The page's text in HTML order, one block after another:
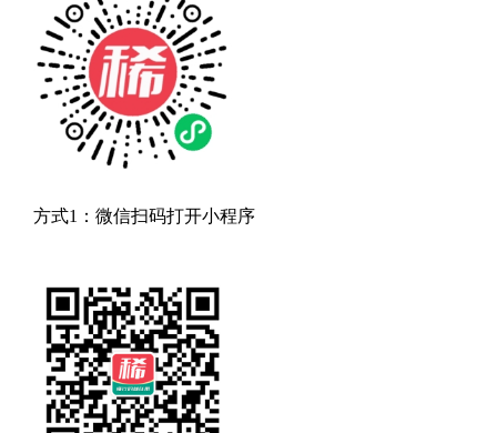
方式1：微信扫码打开小程序